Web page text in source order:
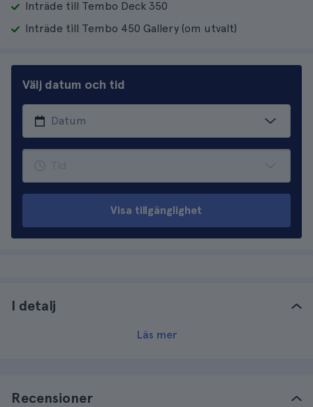
Inträde till Tembo Deck 350
Inträde till Tembo 450 Gallery (om utvalt)
Välj datum och tid
Visa tillgänglighet
I detalj
Läs mer
Recensioner